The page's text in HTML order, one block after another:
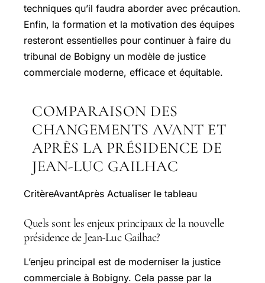
techniques qu’il faudra aborder avec précaution.
Enfin, la formation et la motivation des équipes
resteront essentielles pour continuer à faire du
tribunal de Bobigny un modèle de justice
commerciale moderne, efficace et équitable.
COMPARAISON DES
CHANGEMENTS AVANT ET
APRÈS LA PRÉSIDENCE DE
JEAN-LUC GAILHAC
CritèreAvantAprès Actualiser le tableau
Quels sont les enjeux principaux de la nouvelle
présidence de Jean-Luc Gailhac?
L’enjeu principal est de moderniser la justice
commerciale à Bobigny. Cela passe par la